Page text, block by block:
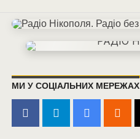
МИ У СОЦІАЛЬНИХ МЕРЕЖАХ